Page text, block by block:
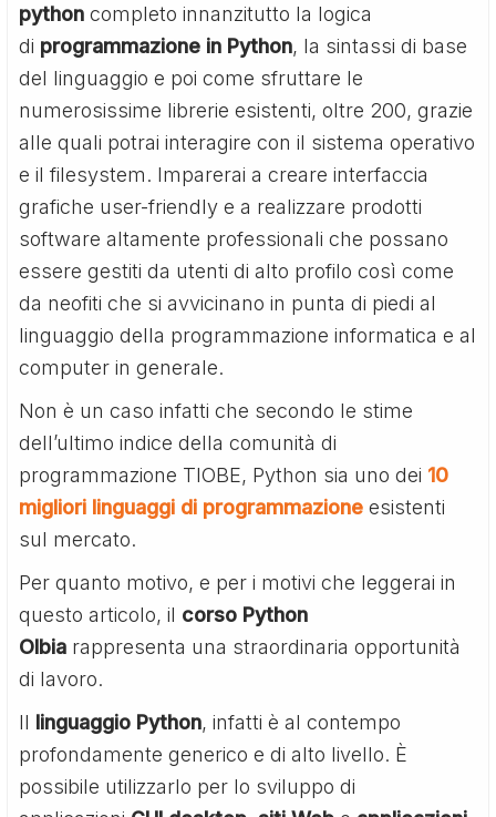
python completo innanzitutto la logica
di programmazione in Python, la sintassi di base
del linguaggio e poi come sfruttare le
numerosissime librerie esistenti, oltre 200, grazie
alle quali potrai interagire con il sistema operativo
e il filesystem. Imparerai a creare interfaccia
grafiche user-friendly e a realizzare prodotti
software altamente professionali che possano
essere gestiti da utenti di alto profilo così come
da neofiti che si avvicinano in punta di piedi al
linguaggio della programmazione informatica e al
computer in generale.
Non è un caso infatti che secondo le stime
dell’ultimo indice della comunità di
programmazione TIOBE, Python sia uno dei 10
migliori linguaggi di programmazione esistenti
sul mercato.
Per quanto motivo, e per i motivi che leggerai in
questo articolo, il corso Python
Olbia rappresenta una straordinaria opportunità
di lavoro.
Il linguaggio Python, infatti è al contempo
profondamente generico e di alto livello. È
possibile utilizzarlo per lo sviluppo di